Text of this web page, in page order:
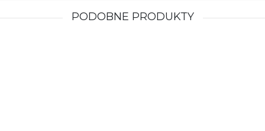
PODOBNE PRODUKTY